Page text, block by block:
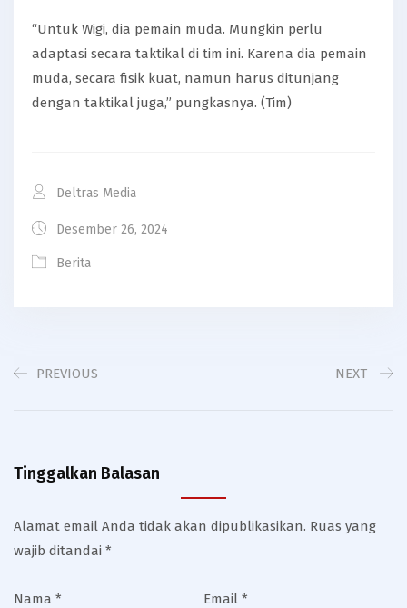
“Untuk Wigi, dia pemain muda. Mungkin perlu
adaptasi secara taktikal di tim ini. Karena dia pemain
muda, secara fisik kuat, namun harus ditunjang
dengan taktikal juga,” pungkasnya. (Tim)
Deltras Media
Desember 26, 2024
Berita
PREVIOUS NEXT
Tinggalkan Balasan
Alamat email Anda tidak akan dipublikasikan. Ruas yang
wajib ditandai *
Nama * Email *